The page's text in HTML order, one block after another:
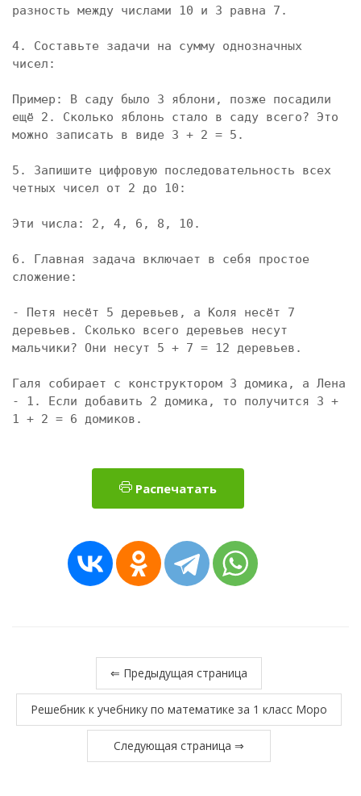
разность между числами 10 и 3 равна 7.
4. Составьте задачи на сумму однозначных
чисел:
Пример: В саду было 3 яблони, позже посадили
ещё 2. Сколько яблонь стало в саду всего? Это
можно записать в виде 3 + 2 = 5.
5. Запишите цифровую последовательность всех
четных чисел от 2 до 10:
Эти числа: 2, 4, 6, 8, 10.
6. Главная задача включает в себя простое
сложение:
- Петя несёт 5 деревьев, а Коля несёт 7
деревьев. Сколько всего деревьев несут
мальчики? Они несут 5 + 7 = 12 деревьев.
Галя собирает с конструктором 3 домика, а Лена
- 1. Если добавить 2 домика, то получится 3 +
1 + 2 = 6 домиков.
Распечатать
⇐ Предыдущая страница
Решебник к учебнику по математике за 1 класс Моро
Следующая страница ⇒